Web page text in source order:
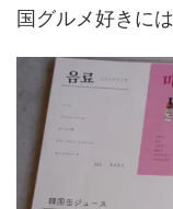
国グルメ好きに